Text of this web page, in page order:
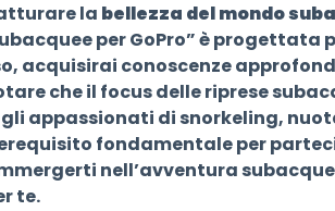
la bellezza del mondo
per GoPro” è
acquisirai conoscenze
che il focus delle riprese
appassionati di snorkeling,
fondamentale per
nell’avventura
te.